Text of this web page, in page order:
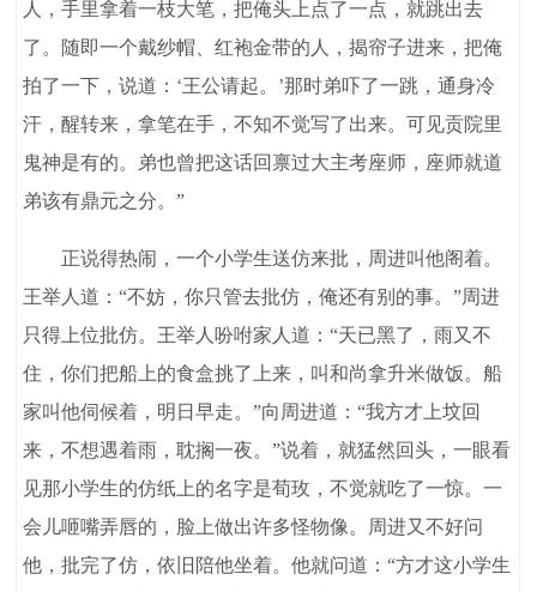
人，手里拿着一枝大笔，把俺头上点了一点，就跳出去
了。随即一个戴纱帽、红袍金带的人，揭帘子进来，把俺
拍了一下，说道：‘王公请起。’那时弟吓了一跳，通身冷
汗，醒转来，拿笔在手，不知不觉写了出来。可见贡院里
鬼神是有的。弟也曾把这话回禀过大主考座师，座师就道
弟该有鼎元之分。”
正说得热闹，一个小学生送仿来批，周进叫他阁着。
王举人道：“不妨，你只管去批仿，俺还有别的事。”周进
只得上位批仿。王举人吩咐家人道：“天已黑了，雨又不
住，你们把船上的食盒挑了上来，叫和尚拿升米做饭。船
家叫他伺候着，明日早走。”向周进道：“我方才上坟回
来，不想遇着雨，耽搁一夜。”说着，就猛然回头，一眼看
见那小学生的仿纸上的名字是荀玫，不觉就吃了一惊。一
会儿咂嘴弄唇的，脸上做出许多怪物像。周进又不好问
他，批完了仿，依旧陪他坐着。他就问道：“方才这小学生